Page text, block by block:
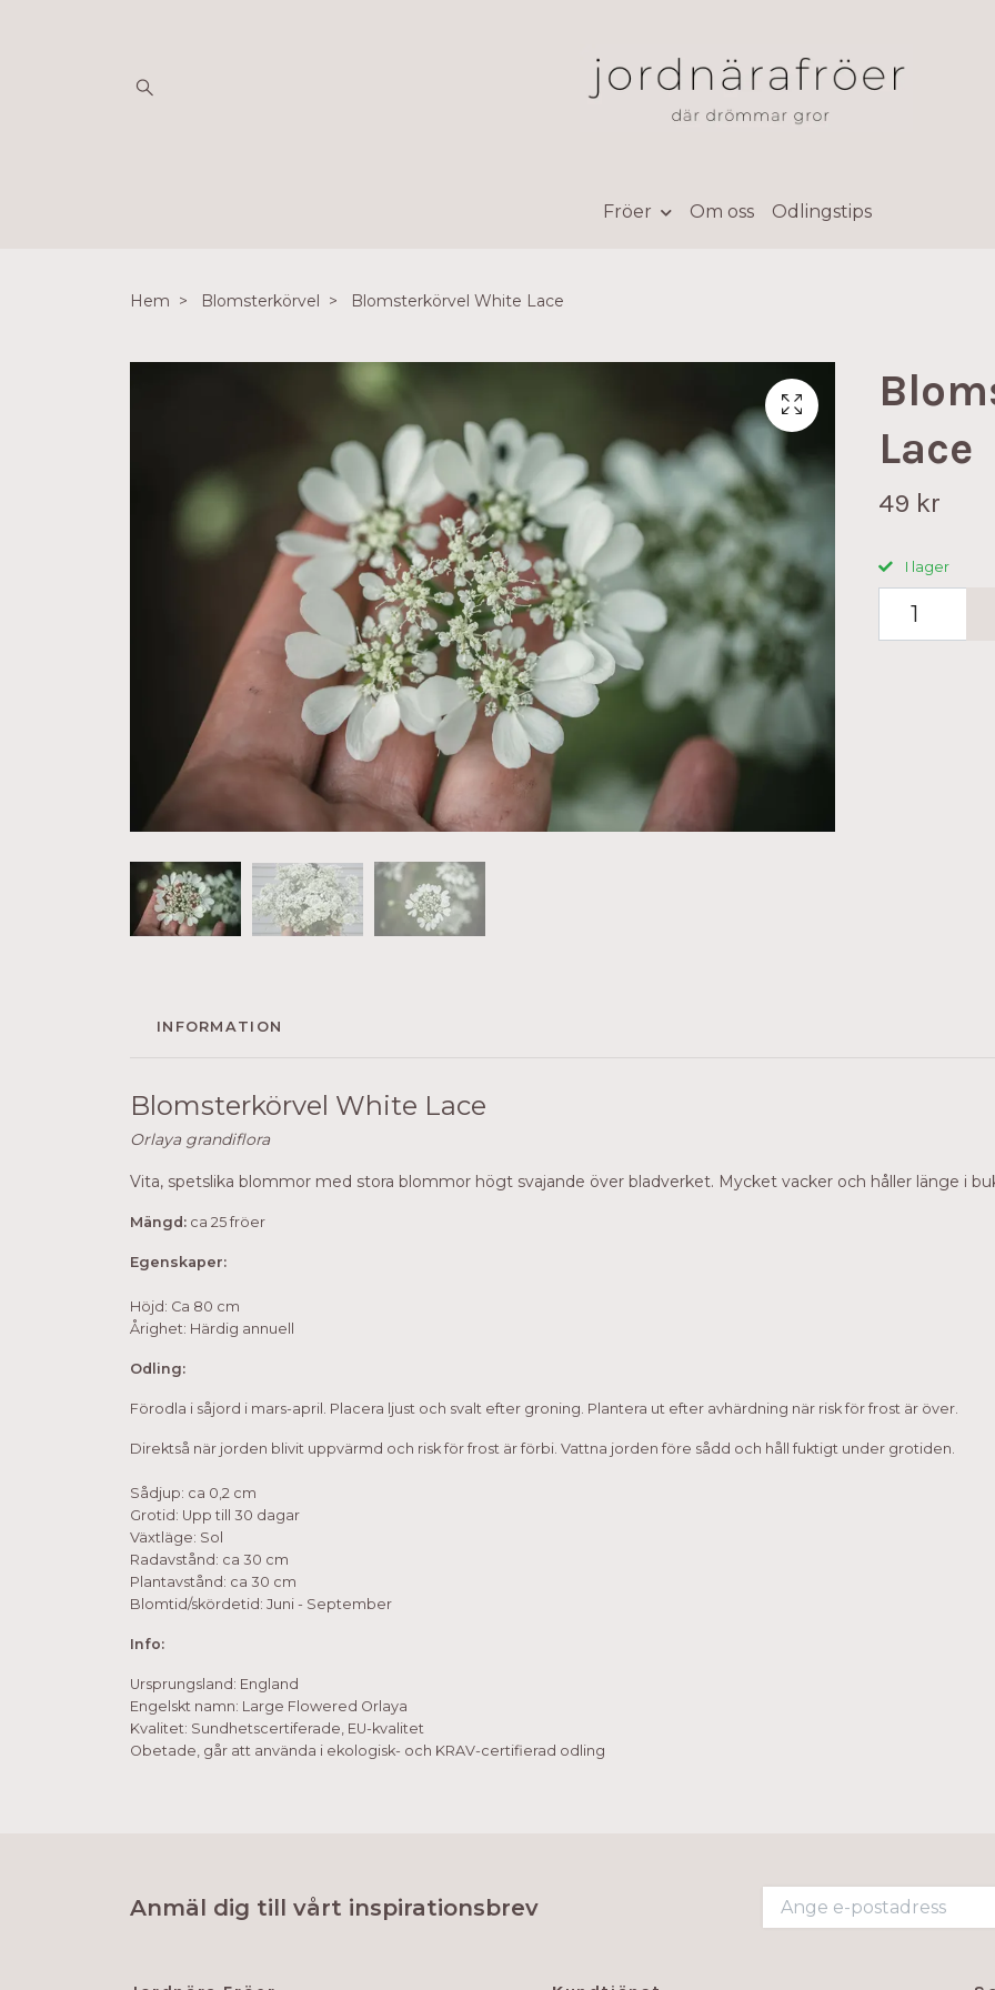
Fröer Om oss Odlingstips
Hem Blomsterkörvel Blomsterkörvel White Lace
Lace
49 kr
I lager
INFORMATION
Blomsterkörvel White Lace
Orlaya grandiflora
Vita, spetslika blommor med stora blommor högt svajande över bladverket. Mycket vacker och håller länge i
Mängd: ca 25 fröer
Egenskaper:
Höjd: Ca 80 cm
Årighet: Härdig annuell
Odling:
Förodla i såjord i mars-april. Placera ljust och svalt efter groning. Plantera ut efter avhärdning när risk för frost är över.
Direktså när jorden blivit uppvärmd och risk för frost är förbi. Vattna jorden före sådd och håll fuktigt under grotiden.
Sådjup: ca 0,2 cm
Grotid: Upp till 30 dagar
Växtläge: Sol
Radavstånd: ca 30 cm
Plantavstånd: ca 30 cm
Blomtid/skördetid: Juni - September
Info:
Ursprungsland: England
Engelskt namn: Large Flowered Orlaya
Kvalitet: Sundhetscertiferade, EU-kvalitet
Obetade, går att använda i ekologisk- och KRAV-certifierad odling
Anmäl dig till vårt inspirationsbrev